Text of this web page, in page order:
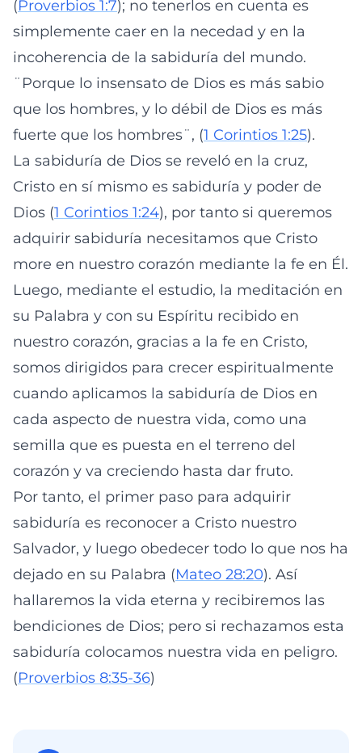
(Proverbios 1:7); no tenerlos en cuenta es
simplemente caer en la necedad y en la
incoherencia de la sabiduría del mundo.
¨Porque lo insensato de Dios es más sabio
que los hombres, y lo débil de Dios es más
fuerte que los hombres¨, (1 Corintios 1:25).
La sabiduría de Dios se reveló en la cruz,
Cristo en sí mismo es sabiduría y poder de
Dios (1 Corintios 1:24), por tanto si queremos
adquirir sabiduría necesitamos que Cristo
more en nuestro corazón mediante la fe en Él.
Luego, mediante el estudio, la meditación en
su Palabra y con su Espíritu recibido en
nuestro corazón, gracias a la fe en Cristo,
somos dirigidos para crecer espiritualmente
cuando aplicamos la sabiduría de Dios en
cada aspecto de nuestra vida, como una
semilla que es puesta en el terreno del
corazón y va creciendo hasta dar fruto.
Por tanto, el primer paso para adquirir
sabiduría es reconocer a Cristo nuestro
Salvador, y luego obedecer todo lo que nos ha
dejado en su Palabra (Mateo 28:20). Así
hallaremos la vida eterna y recibiremos las
bendiciones de Dios; pero si rechazamos esta
sabiduría colocamos nuestra vida en peligro.
(Proverbios 8:35-36)